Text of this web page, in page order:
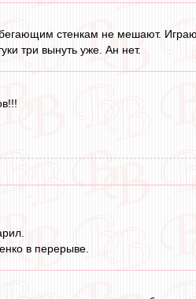
стенкам не мешают.
три вынуть уже. Ан нет.
в перерыве.